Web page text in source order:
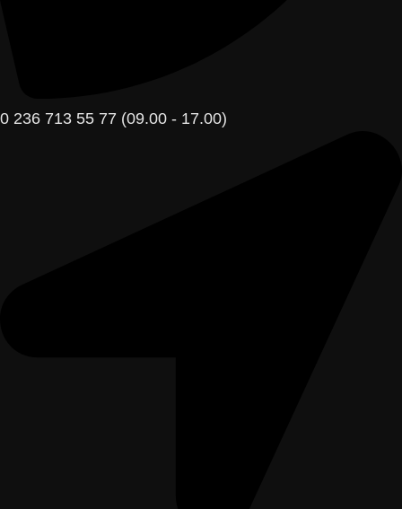
0 236 713 55 77 (09.00 - 17.00)